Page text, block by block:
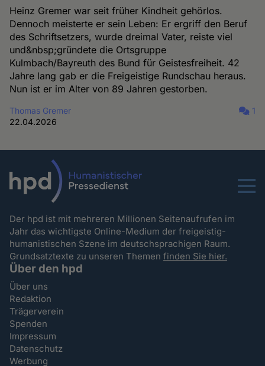
Heinz Gremer war seit früher Kindheit gehörlos.
Dennoch meisterte er sein Leben: Er ergriff den Beruf
des Schriftsetzers, wurde dreimal Vater, reiste viel
und&nbsp;gründete die Ortsgruppe
Kulmbach/Bayreuth des Bund für Geistesfreiheit. 42
Jahre lang gab er die Freigeistige Rundschau heraus.
Nun ist er im Alter von 89 Jahren gestorben.
Thomas Gremer
22.04.2026
1
Menu
Der hpd ist mit mehreren Millionen Seitenaufrufen im
Jahr das wichtigste Online-Medium der freigeistig-
humanistischen Szene im deutschsprachigen Raum.
Grundsatztexte zu unseren Themenfinden Sie hier.
Über den hpd
Über uns
Redaktion
Trägerverein
Spenden
Impressum
Datenschutz
Werbung